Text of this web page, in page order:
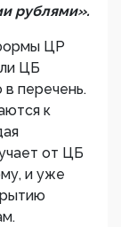
рублями».
ЦР
ЦБ
перечень.
к
от ЦБ
и уже